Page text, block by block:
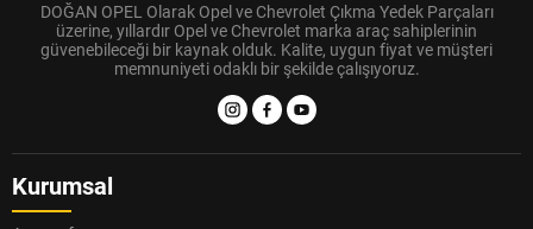
DOĞAN OPEL Olarak Opel ve Chevrolet Çıkma Yedek Parçaları
üzerine, yıllardır Opel ve Chevrolet marka araç sahiplerinin
güvenebileceği bir kaynak olduk. Kalite, uygun fiyat ve müşteri
memnuniyeti odaklı bir şekilde çalışıyoruz.
Kurumsal